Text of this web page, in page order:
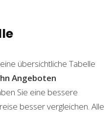
übersichtliche Tabelle
Angeboten
Sie eine bessere
besser vergleichen. Alle